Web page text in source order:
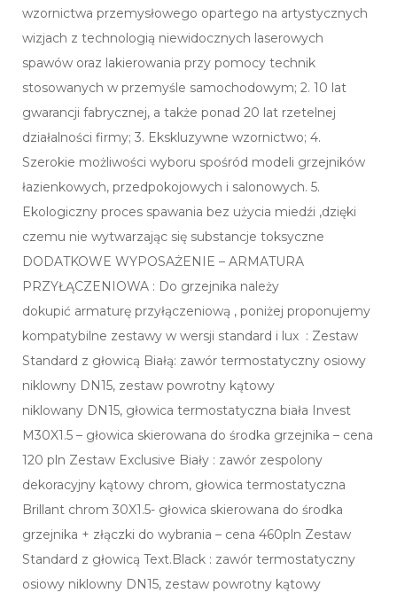
wzornictwa przemysłowego opartego na artystycznych
wizjach z technologią niewidocznych laserowych
spawów oraz lakierowania przy pomocy technik
stosowanych w przemyśle samochodowym; 2. 10 lat
gwarancji fabrycznej, a także ponad 20 lat rzetelnej
działalności firmy; 3. Ekskluzywne wzornictwo; 4.
Szerokie możliwości wyboru spośród modeli grzejników
łazienkowych, przedpokojowych i salonowych. 5.
Ekologiczny proces spawania bez użycia miedźi ,dzięki
czemu nie wytwarzając się substancje toksyczne
DODATKOWE WYPOSAŻENIE – ARMATURA
PRZYŁĄCZENIOWA : Do grzejnika należy
dokupić armaturę przyłączeniową , poniżej proponujemy
kompatybilne zestawy w wersji standard i lux : Zestaw
Standard z głowicą Białą: zawór termostatyczny osiowy
niklowny DN15, zestaw powrotny kątowy
niklowany DN15, głowica termostatyczna biała Invest
M30X1.5 – głowica skierowana do środka grzejnika – cena
120 pln Zestaw Exclusive Biały : zawór zespolony
dekoracyjny kątowy chrom, głowica termostatyczna
Brillant chrom 30X1.5- głowica skierowana do środka
grzejnika + złączki do wybrania – cena 460pln Zestaw
Standard z głowicą Text.Black : zawór termostatyczny
osiowy niklowny DN15, zestaw powrotny kątowy